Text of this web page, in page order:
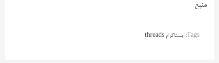
منبع
Tags: اینستاگرام threads